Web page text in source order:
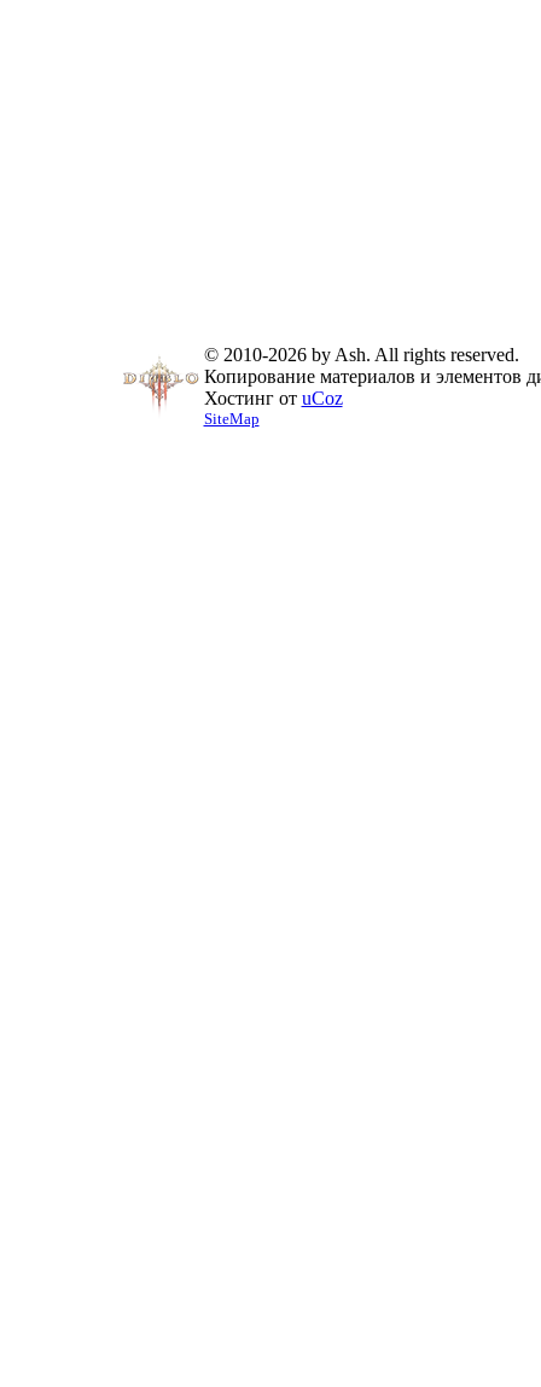
© 2010-2026 by Ash. All rights reserved.
Копирование материалов и элементов
Хостинг от uCoz
SiteMap